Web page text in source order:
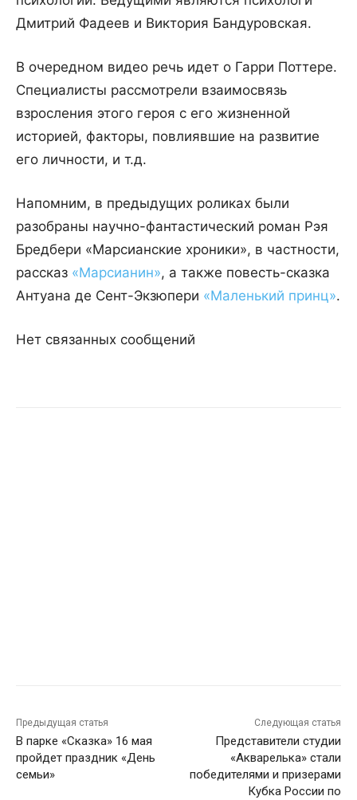
Дмитрий Фадеев и Виктория Бандуровская.
В очередном видео речь идет о Гарри Поттере.
Специалисты рассмотрели взаимосвязь
взросления этого героя с его жизненной
историей, факторы, повлиявшие на развитие
его личности, и т.д.
Напомним, в предыдущих роликах были
разобраны научно-фантастический роман Рэя
Бредбери «Марсианские хроники», в частности,
рассказ «Марсианин», а также повесть-сказка
Антуана де Сент-Экзюпери «Маленький принц».
Нет связанных сообщений
Предыдущая статья
В парке «Сказка» 16 мая
пройдет праздник «День
семьи»
Следующая статья
Представители студии
«Акварелька» стали
победителями и призерами
Кубка России по